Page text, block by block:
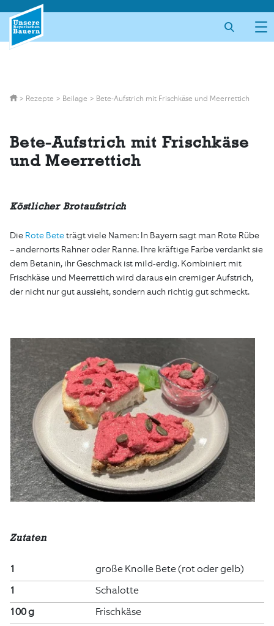
content
> Rezepte > Beilage > Bete-Aufstrich mit Frischkäse und Meerrettich
Bete-Aufstrich mit Frischkäse
und Meerrettich
Köstlicher Brotaufstrich
Die Rote Beteträgt viele Namen: In Bayern sagt man Rote Rübe
– andernorts Rahner oder Ranne. Ihre kräftige Farbe verdankt sie
dem Betanin, ihr Geschmack ist mild-erdig. Kombiniert mit
Frischkäse und Meerrettich wird daraus ein cremiger Aufstrich,
der nicht nur gut aussieht, sondern auch richtig gut schmeckt.
Zutaten
1
große Knolle Bete (rot oder gelb)
1
Schalotte
100 g
Frischkäse